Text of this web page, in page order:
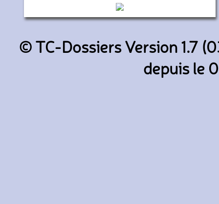
140 (Keolis Amiens)
© TC-Dossiers Version 1.7
depuis le